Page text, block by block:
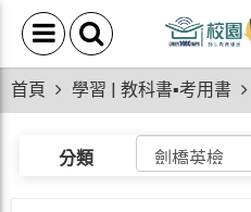
首頁 學習 | 教科書▪考用書
分類